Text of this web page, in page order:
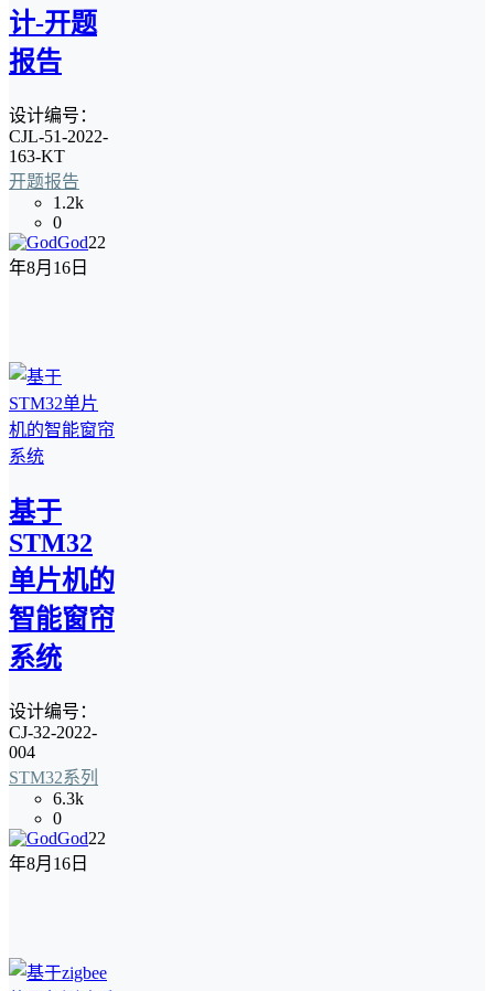
计-开题
报告
设计编号：
CJL-51-2022-
163-KT
开题报告
1.2k
0
God22
年8月16日
基于
STM32
单片机的
智能窗帘
系统
设计编号：
CJ-32-2022-
004
STM32系列
6.3k
0
God22
年8月16日